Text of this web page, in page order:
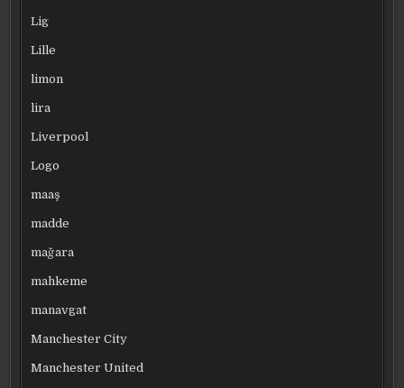
Lig
Lille
limon
lira
Liverpool
Logo
maaş
madde
mağara
mahkeme
manavgat
Manchester City
Manchester United